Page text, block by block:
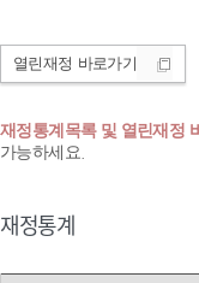
열린재정 바로가기
재정통계목록 및 열린재정
가능하세요.
재정통계